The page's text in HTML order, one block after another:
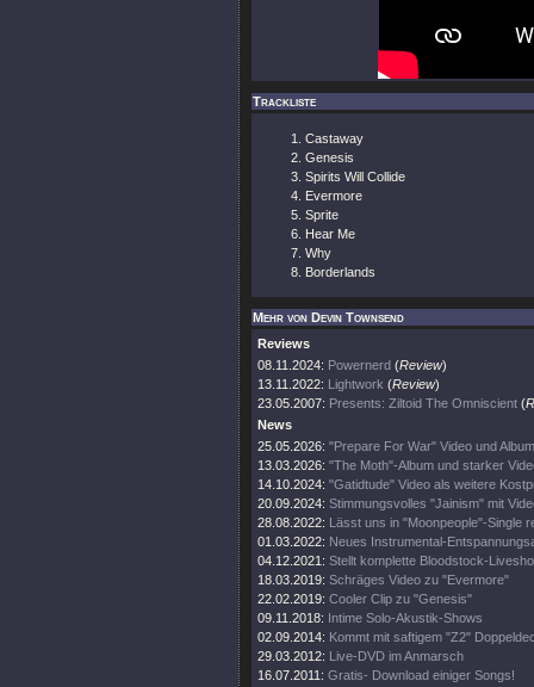
Trackliste
Castaway
Genesis
Spirits Will Collide
Evermore
Sprite
Hear Me
Why
Borderlands
Mehr von Devin Townsend
Reviews
08.11.2024: Powernerd (Review)
13.11.2022: Lightwork (Review)
23.05.2007: Presents: Ziltoid The Omniscient (
News
25.05.2026: "Prepare For War" Video und
13.03.2026: "The Moth"-Album und starker
14.10.2024: "Gatidtude" Video als weitere
20.09.2024: Stimmungsvolles "Jainism" mit
28.08.2022: Lässt uns in "Moonpeople"-Single
01.03.2022: Neues Instrumental-
04.12.2021: Stellt komplette Bloodstock-
18.03.2019: Schräges Video zu "Evermore"
22.02.2019: Cooler Clip zu "Genesis"
09.11.2018: Intime Solo-Akustik-Shows
02.09.2014: Kommt mit saftigem "Z2"
29.03.2012: Live-DVD im Anmarsch
16.07.2011: Gratis- Download einiger Songs!